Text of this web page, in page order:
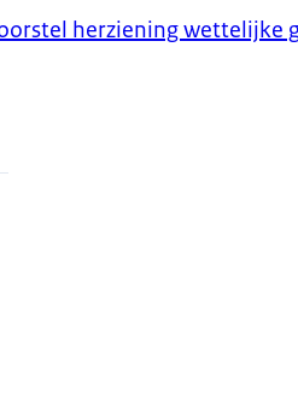
herziening wettelijke